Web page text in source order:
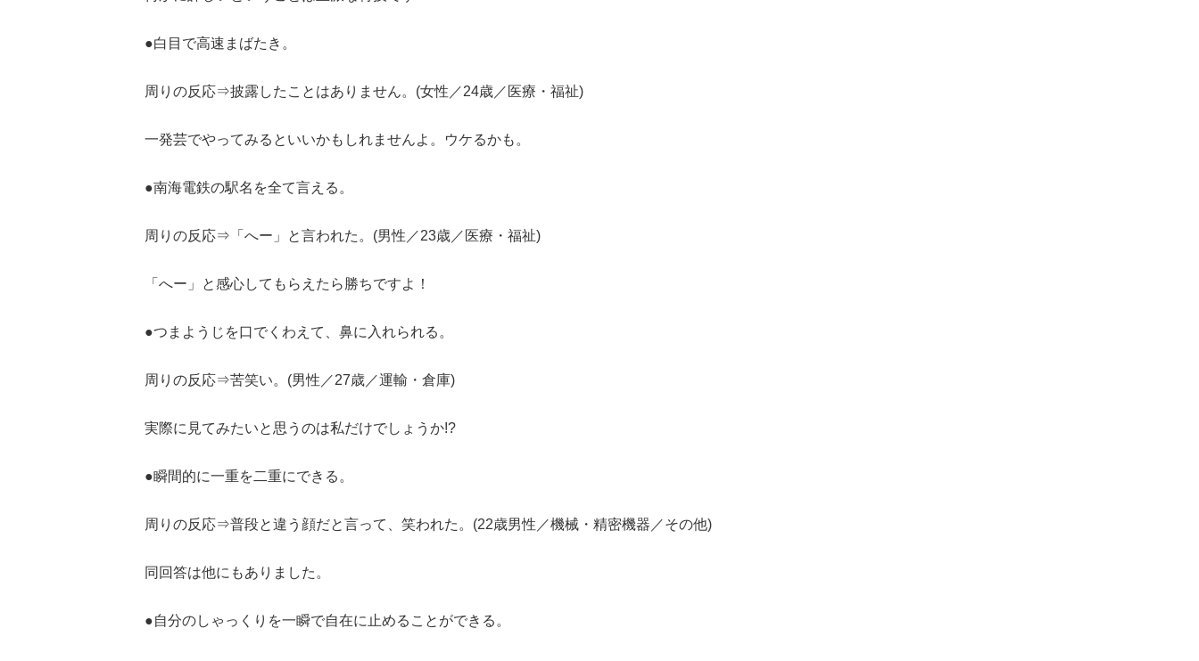
●白目で高速まばたき。
周りの反応⇒披露したことはありません。(女性／24歳／医療・福祉)
一発芸でやってみるといいかもしれませんよ。ウケるかも。
●南海電鉄の駅名を全て言える。
周りの反応⇒「へー」と言われた。(男性／23歳／医療・福祉)
「へー」と感心してもらえたら勝ちですよ！
●つまようじを口でくわえて、鼻に入れられる。
周りの反応⇒苦笑い。(男性／27歳／運輸・倉庫)
実際に見てみたいと思うのは私だけでしょうか!?
●瞬間的に一重を二重にできる。
周りの反応⇒普段と違う顔だと言って、笑われた。(22歳男性／機械・精密機器／その他)
同回答は他にもありました。
●自分のしゃっくりを一瞬で自在に止めることができる。